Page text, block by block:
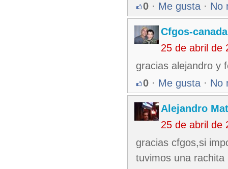
0 · Me gusta · No
Cfgos-canada
25 de abril de
gracias alejandro y
0 · Me gusta · No
Alejandro
25 de abril de
gracias cfgos,si
tuvimos una